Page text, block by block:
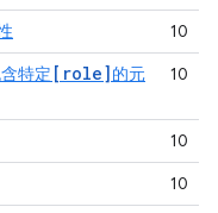
10
特定 [role]的元
10
10
10